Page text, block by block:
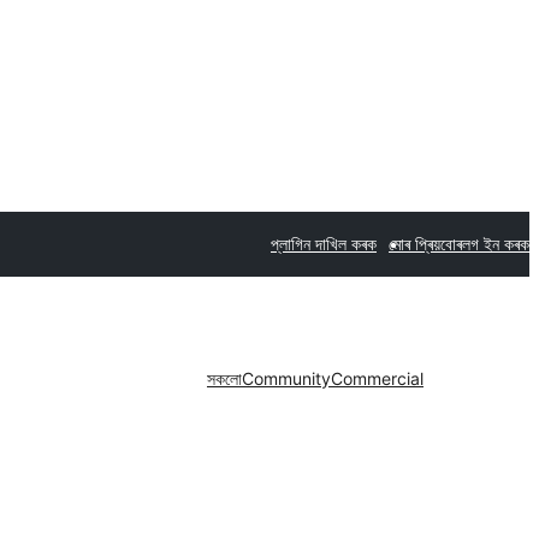
প্লাগিন দাখিল কৰক মোৰ প্ৰিয়বোৰলগ ইন কৰক
সকলোCommunityCommercial